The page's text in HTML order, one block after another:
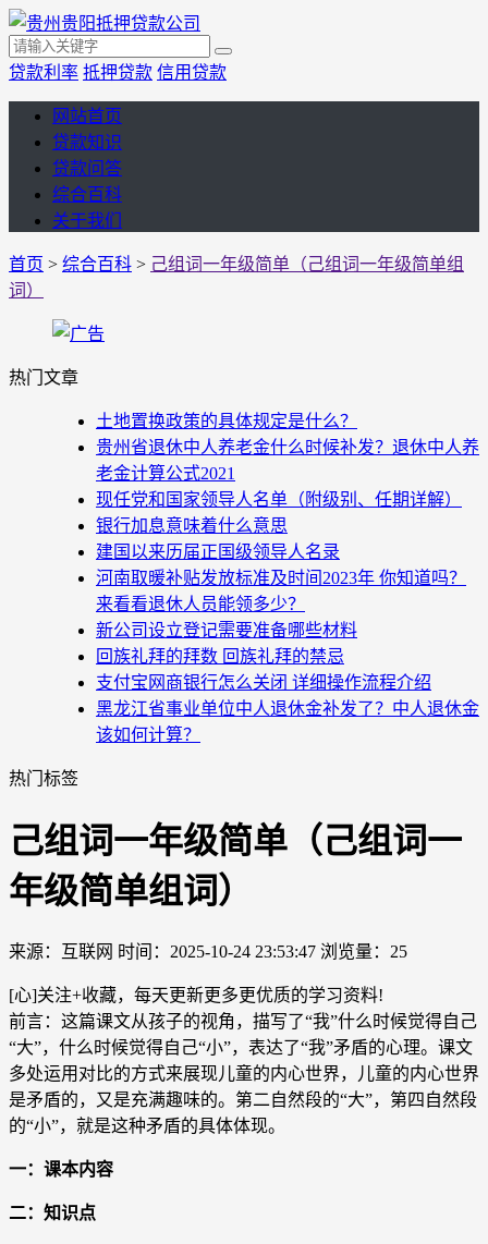
贷款利率 抵押贷款 信用贷款
网站首页
贷款知识
贷款问答
综合百科
关于我们
首页 > 综合百科 > 己组词一年级简单（己组词一年级简单组
词）
热门文章
土地置换政策的具体规定是什么？
贵州省退休中人养老金什么时候补发？退休中人养
老金计算公式2021
现任党和国家领导人名单（附级别、任期详解）
银行加息意味着什么意思
建国以来历届正国级领导人名录
河南取暖补贴发放标准及时间2023年 你知道吗？
来看看退休人员能领多少？
新公司设立登记需要准备哪些材料
回族礼拜的拜数 回族礼拜的禁忌
支付宝网商银行怎么关闭 详细操作流程介绍
黑龙江省事业单位中人退休金补发了？中人退休金
该如何计算？
热门标签
己组词一年级简单（己组词一
年级简单组词）
来源：互联网 时间：2025-10-24 23:53:47 浏览量：25
[心]关注+收藏，每天更新更多更优质的学习资料!
前言：这篇课文从孩子的视角，描写了“我”什么时候觉得自己
“大”，什么时候觉得自己“小”，表达了“我”矛盾的心理。课文
多处运用对比的方式来展现儿童的内心世界，儿童的内心世界
是矛盾的，又是充满趣味的。第二自然段的“大”，第四自然段
的“小”，就是这种矛盾的具体体现。
一：课本内容
二：知识点